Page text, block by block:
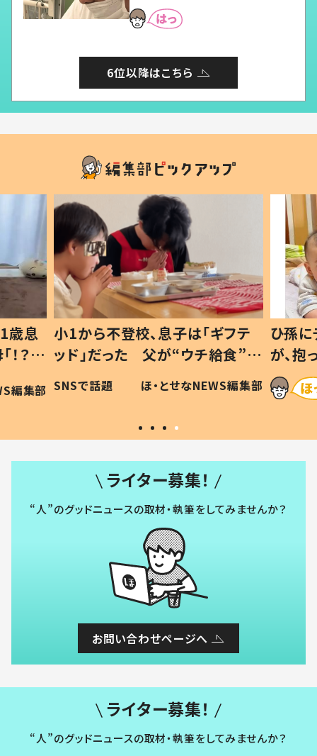
6位以降はこちら
歳息
？」
編集部
小1から不登校、息子は「ギフテ
ッド」だった 父が“ウチ給食”を
作り続ける理由とは #令和の親
#令和の子
SNSで話題 ほ・とせなNEWS編集部
ひ孫
が、
「涙が
い」
ライター募集！
“人”のグッドニュースの取材・執筆をしてみませんか？
お問い合わせページへ
ライター募集！
“人”のグッドニュースの取材・執筆をしてみませんか？